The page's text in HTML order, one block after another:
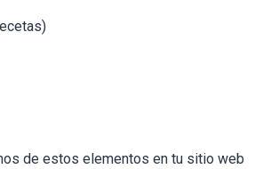
de estos elementos en tu sitio web